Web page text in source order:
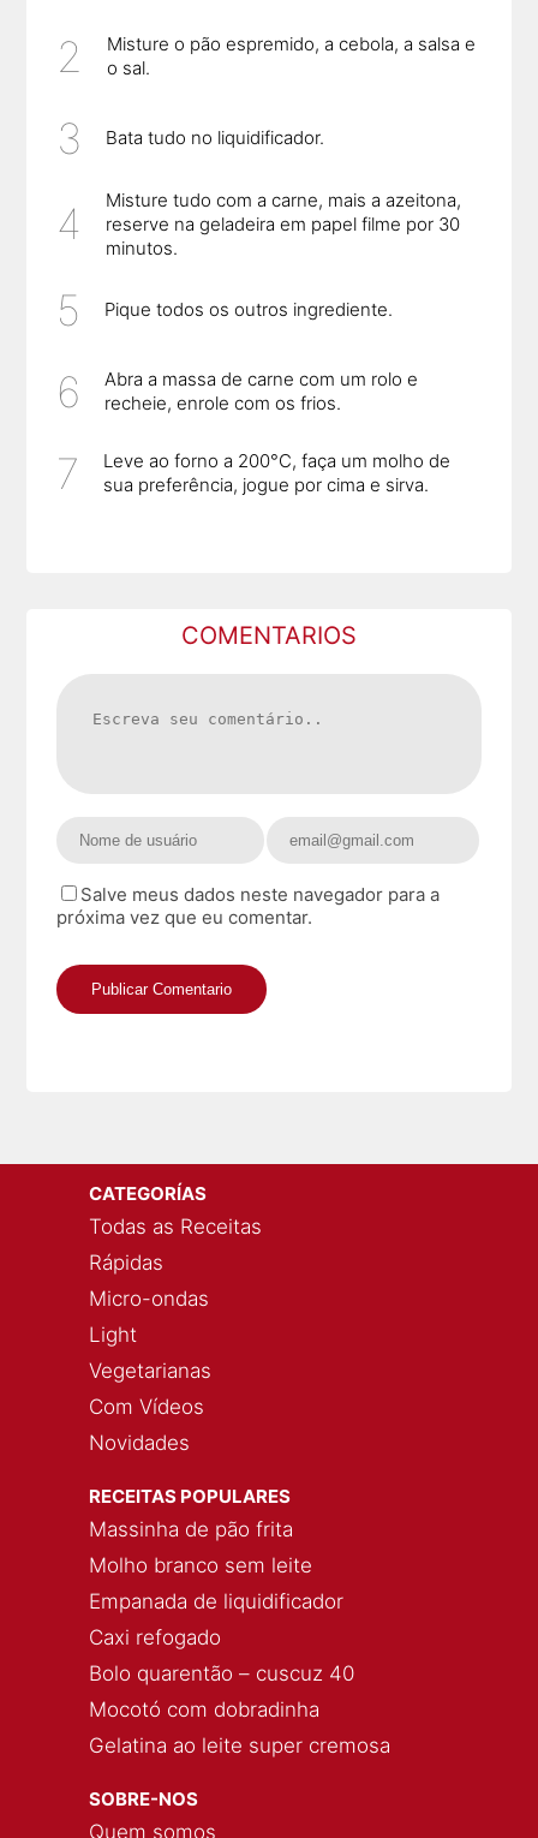
Misture o pão espremido, a cebola, a salsa e
o sal.
Bata tudo no liquidificador.
Misture tudo com a carne, mais a azeitona,
reserve na geladeira em papel filme por 30
minutos.
Pique todos os outros ingrediente.
Abra a massa de carne com um rolo e
recheie, enrole com os frios.
Leve ao forno a 200°C, faça um molho de
sua preferência, jogue por cima e sirva.
COMENTARIOS
Salve meus dados neste navegador para a
próxima vez que eu comentar.
CATEGORÍAS
Todas as Receitas
Rápidas
Micro-ondas
Light
Vegetarianas
Com Vídeos
Novidades
RECEITAS POPULARES
Massinha de pão frita
Molho branco sem leite
Empanada de liquidificador
Caxi refogado
Bolo quarentão – cuscuz 40
Mocotó com dobradinha
Gelatina ao leite super cremosa
SOBRE-NOS
Quem somos